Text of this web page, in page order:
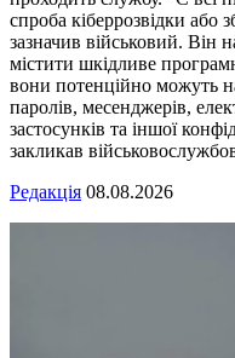
спроба кіберрозвідки або
зазначив військовий. Він
містити шкідливе
вони потенційно можуть
паролів, месенджерів,
застосунків та іншої
закликав
Редакція 08.08.2026